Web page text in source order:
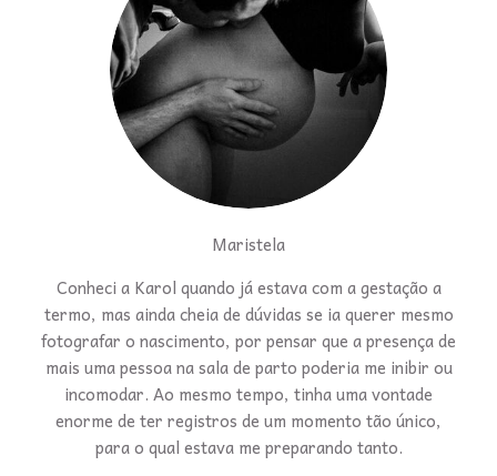
Maristela
Conheci a Karol quando já estava com a gestação a
termo, mas ainda cheia de dúvidas se ia querer mesmo
fotografar o nascimento, por pensar que a presença de
mais uma pessoa na sala de parto poderia me inibir ou
incomodar. Ao mesmo tempo, tinha uma vontade
enorme de ter registros de um momento tão único,
para o qual estava me preparando tanto.